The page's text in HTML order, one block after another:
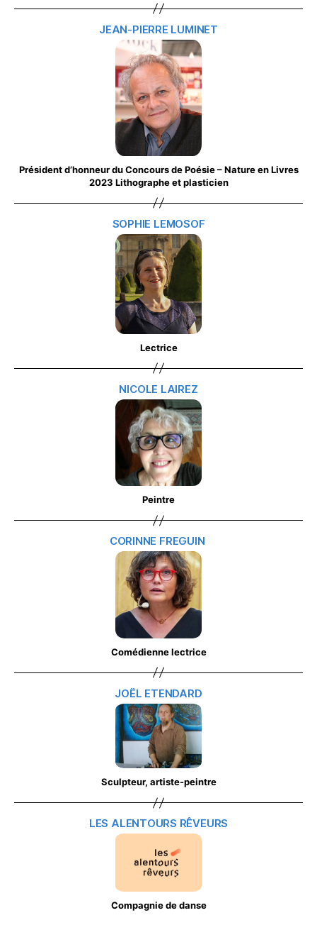
JEAN-PIERRE LUMINET
Président d’honneur du Concours de Poésie – Nature en Livres
2023 Lithographe et plasticien
SOPHIE LEMOSOF
Lectrice
NICOLE LAIREZ
Peintre
CORINNE FREGUIN
Comédienne lectrice
JOËL ETENDARD
Sculpteur, artiste-peintre
LES ALENTOURS RÊVEURS
Compagnie de danse